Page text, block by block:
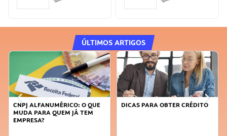
ÚLTIMOS ARTIGOS
ALFANUMÉRICO: O QUE
PARA QUEM JÁ TEM
DICAS PARA OBTER CRÉDITO
FAÇA